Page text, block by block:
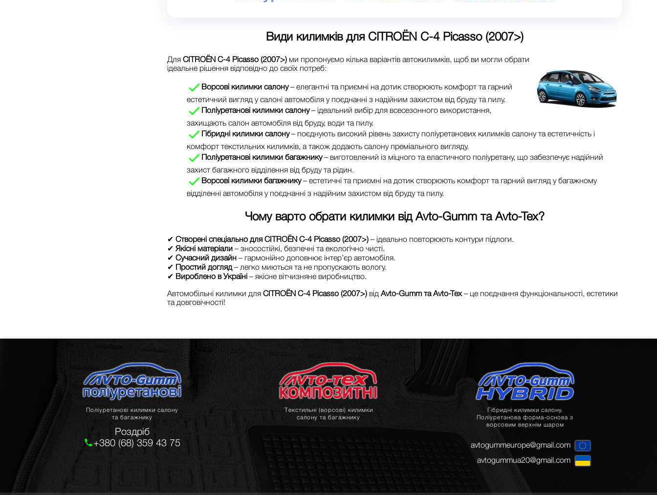
Види килимків для CITROЁN C-4 Picasso (2007>)
Для CITROЁN C-4 Picasso (2007>) ми пропонуємо кілька варіантів автокилимків, щоб ви могли обрати
ідеальне рішення відповідно до своїх потреб:
Ворсові килимки салону– елегантні та приємні на дотик створюють комфорт та гарний
естетичний вигляд у салоні автомобіля у поєднанні з надійним захистом від бруду та пилу.
Поліуретанові килимки салону– ідеальний вибір для всесезонного використання,
захищають салон автомобіля від бруду, води та пилу.
Гібридні килимки салону– поєднують високий рівень захисту поліуретанових килимків салону та естетичність і
комфорт текстильних килимків, а також додають салону преміального вигляду.
Поліуретанові килимки багажнику– виготовлений із міцного та еластичного поліуретану, що забезпечує надійний
захист багажного відділення від бруду та рідин.
Ворсові килимки багажнику– естетичні та приємні на дотик створюють комфорт та гарний вигляд у багажному
відділенні автомобіля у поєднанні з надійним захистом від бруду та пилу.
Чому варто обрати килимки від Avto-Gumm та Avto-Tex?
✔ Створені спеціально для CITROЁN C-4 Picasso (2007>) – ідеально повторюють контури підлоги.
✔ Якісні матеріали – зносостійкі, безпечні та екологічно чисті.
✔ Сучасний дизайн – гармонійно доповнює інтер’єр автомобіля.
✔ Простий догляд– легко миються та не пропускають вологу.
✔ Вироблено в Україні – якісне вітчизняне виробництво.
Автомобільні килимки для CITROЁN C-4 Picasso (2007>) від Avto-Gumm та Avto-Tex– це поєднання функціональності, естетики
та довговічності!
Поліуретанові килимки салону
та багажнику
Роздріб
+380 (68) 359 43 75
Текстильні (ворсові) килимки
салону та багажнику
Гібридні килимки салону.
Поліуретанова форма-основа з
ворсовим верхнім шаром
avtogummeurope@gmail.com
avtogummua20@gmail.com